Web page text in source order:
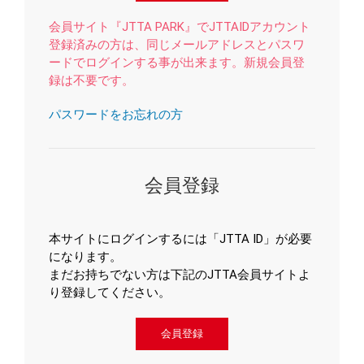
会員サイト『JTTA PARK』でJTTAIDアカウント
登録済みの方は、同じメールアドレスとパスワ
ードでログインする事が出来ます。新規会員登
録は不要です。
パスワードをお忘れの方
会員登録
本サイトにログインするには「JTTA ID」が必要
になります。
まだお持ちでない方は下記のJTTA会員サイトよ
り登録してください。
会員登録